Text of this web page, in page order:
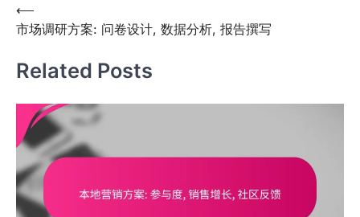
Post
navigation
⟵
市场调研方案: 问卷设计, 数据分析, 报告撰写
Related Posts